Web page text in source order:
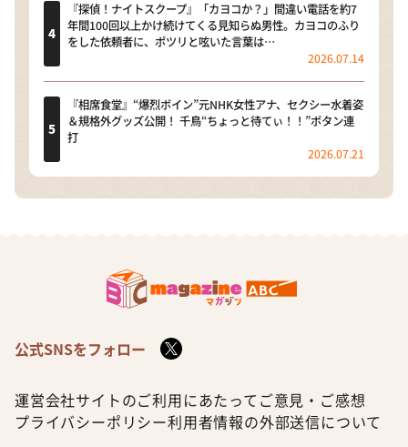
『探偵！ナイトスクープ』「カヨコか？」間違い電話を約7
年間100回以上かけ続けてくる見知らぬ男性。カヨコのふり
をした依頼者に、ポツリと呟いた言葉は…
2026.07.14
『相席食堂』“爆烈ボイン”元NHK女性アナ、セクシー水着姿
＆規格外グッズ公開！ 千鳥“ちょっと待てぃ！！”ボタン連
打
2026.07.21
公式SNSをフォロー
運営会社サイトのご利用にあたって ご意見・ご感想
プライバシーポリシー利用者情報の外部送信について